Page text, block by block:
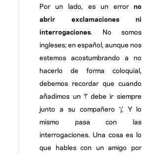
Por un lado, es un error no
abrir exclamaciones ni
interrogaciones . No somos
ingleses; en español, aunque nos
estemos acostumbrando a no
hacerlo de forma coloquial,
debemos recordar que cuando
añadimos un ‘!’ debe ir siempre
junto a su compañero ‘¡’. Y lo
mismo pasa con las
interrogaciones. Una cosa es lo
que hables con un amigo por